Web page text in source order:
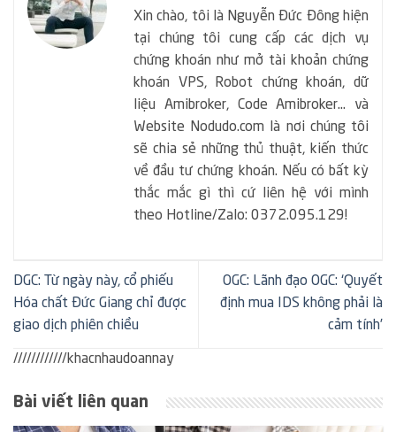
Xin chào, tôi là Nguyễn Đức Đông hiện
tại chúng tôi cung cấp các dịch vụ
chứng khoán như mở tài khoản chứng
khoán VPS, Robot chứng khoán, dữ
liệu Amibroker, Code Amibroker... và
Website Nodudo.com là nơi chúng tôi
sẽ chia sẻ những thủ thuật, kiến thức
về đầu tư chứng khoán. Nếu có bất kỳ
thắc mắc gì thì cứ liên hệ với mình
theo Hotline/Zalo: 0372.095.129!
DGC: Từ ngày này, cổ phiếu
Hóa chất Đức Giang chỉ được
giao dịch phiên chiều
OGC: Lãnh đạo OGC: ‘Quyết
định mua IDS không phải là
cảm tính’
////////////khacnhaudoannay
Bài viết liên quan